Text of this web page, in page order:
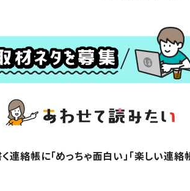
連絡帳に「めっちゃ面白い」「楽しい連